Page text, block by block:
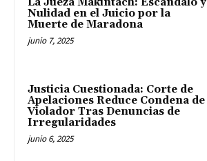
La Jueza Makintach: Escándalo y
Nulidad en el Juicio por la
Muerte de Maradona
junio 7, 2025
Justicia Cuestionada: Corte de
Apelaciones Reduce Condena de
Violador Tras Denuncias de
Irregularidades
junio 6, 2025